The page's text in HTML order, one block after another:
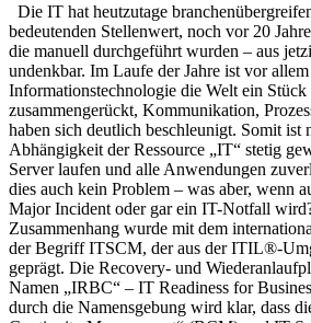
Die IT hat heutzutage
bedeutenden Stellenwert, noch vor 20
die manuell durchgeführt wurden – aus
undenkbar. Im Laufe der Jahre ist vor
Informationstechnologie die Welt ein Stück
zusammengerückt, Kommunikation,
haben sich deutlich beschleunigt. Somit ist
Abhängigkeit der Ressource „IT“ stetig
Server laufen und alle Anwendungen
dies auch kein Problem – was aber, wenn
Major Incident oder gar ein IT-Notfall
Zusammenhang wurde mit dem
der Begriff ITSCM, der aus der ITIL®-
geprägt. Die Recovery- und
Namen „IRBC“ – IT Readiness for
durch die Namensgebung wird klar, dass